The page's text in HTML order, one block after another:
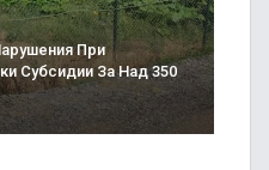
При
Субсидии За Над 350